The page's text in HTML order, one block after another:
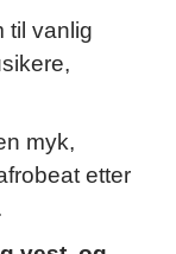
til vanlig
myk,
etter